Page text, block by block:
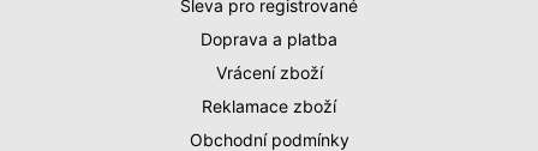
Sleva pro registrované
Doprava a platba
Vrácení zboží
Reklamace zboží
Obchodní podmínky